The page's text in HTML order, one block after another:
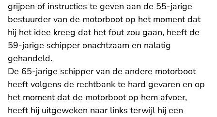
grijpen of instructies te geven aan de 55-jarige
bestuurder van de motorboot op het moment dat
hij het idee kreeg dat het fout zou gaan, heeft de
59-jarige schipper onachtzaam en nalatig
gehandeld.
De 65-jarige schipper van de andere motorboot
heeft volgens de rechtbank te hard gevaren en op
het moment dat de motorboot op hem afvoer,
heeft hij uitgeweken naar links terwijl hij een